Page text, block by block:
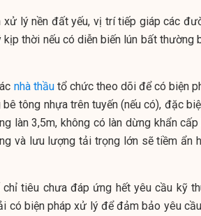
lý nền đất yếu, vị trí tiếp giáp các
thời nếu có diễn biến lún bất thường
nhà thầutổ chức theo dõi để có biện
tông nhựa trên tuyến (nếu có), đặc
làn 3,5m, không có làn dừng khẩn cấp
và lưu lượng tải trọng lớn sẽ tiềm ẩn
tiêu chưa đáp ứng hết yêu cầu kỹ
có biện pháp xử lý để đảm bảo yêu